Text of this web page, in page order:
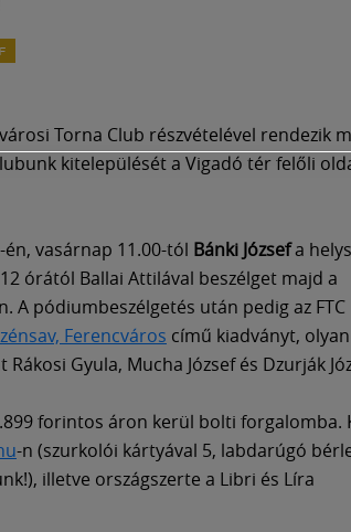
Torna Club részvételével rendezik
kitelepülését a Vigadó tér felőli
vasárnap 11.00-tól Bánki Józsefa
órától Ballai Attilával beszélget majd a
A pódiumbeszélgetés után pedig az FTC
Ferencváros című kiadványt,
Gyula, Mucha József és Dzurják
forintos áron kerül bolti forgalomba.
-n (szurkolói kártyával 5, labdarúgó
illetve országszerte a Libri és Líra